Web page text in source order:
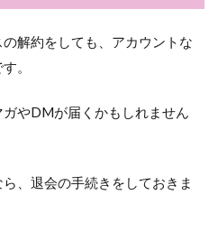
解約をしても、アカウントな
。
やDMが届くかもしれません
、退会の手続きをしておきま